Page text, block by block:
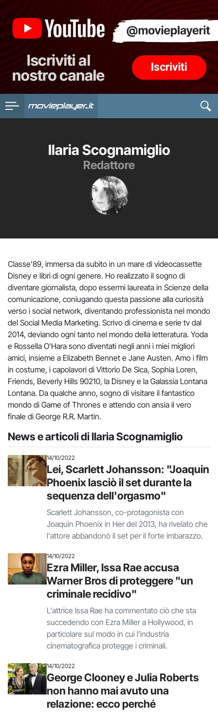
Ilaria Scognamiglio
Redattore
Classe'89, immersa da subito in un mare di videocassette
Disney e libri di ogni genere. Ho realizzato il sogno di
diventare giornalista, dopo essermi laureata in Scienze della
comunicazione, coniugando questa passione alla curiosità
verso i social network, diventando professionista nel mondo
del Social Media Marketing. Scrivo di cinema e serie tv dal
2014, deviando ogni tanto nel mondo della letteratura. Yoda
e Rossella O'Hara sono diventati negli anni i miei migliori
amici, insieme a Elizabeth Bennet e Jane Austen. Amo i film
in costume, i capolavori di Vittorio De Sica, Sophia Loren,
Friends, Beverly Hills 90210, la Disney e la Galassia Lontana
Lontana. Da qualche anno, sogno di visitare il fantastico
mondo di Game of Thrones e attendo con ansia il vero
finale di George R.R. Martin.
News e articoli di Ilaria Scognamiglio
14/10/2022
Lei, Scarlett Johansson: "Joaquin
Phoenix lasciò il set durante la
sequenza dell'orgasmo"
Scarlett Johansson, co-protagonista con
Joaquin Phoenix in Her del 2013, ha rivelato che
l'attore abbandonò il set per il forte imbarazzo.
14/10/2022
Ezra Miller, Issa Rae accusa
Warner Bros di proteggere "un
criminale recidivo"
L'attrice Issa Rae ha commentato ciò che sta
succedendo con Ezra Miller a Hollywood, in
particolare sul modo in cui l'industria
cinematografica protegge i criminali.
14/10/2022
George Clooney e Julia Roberts
non hanno mai avuto una
relazione: ecco perché